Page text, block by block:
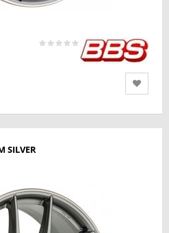
SILVER